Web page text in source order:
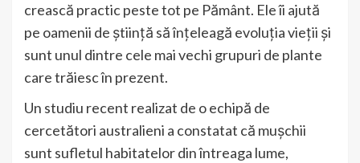
crească practic peste tot pe Pământ. Ele îi ajută
pe oamenii de știință să înțeleagă evoluția vieții și
sunt unul dintre cele mai vechi grupuri de plante
care trăiesc în prezent.
Un studiu recent realizat de o echipă de
cercetători australieni a constatat că mușchii
sunt sufletul habitatelor din întreaga lume,